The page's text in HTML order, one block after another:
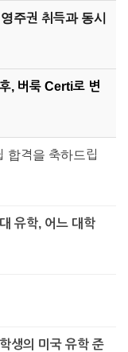
주권 취득과 동시
, 버룩 Certi로 변
합격을 축하드립
유학, 어느 대학
생의 미국 유학 준